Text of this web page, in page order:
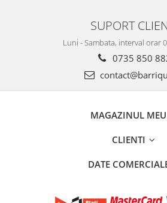
SUPORT
Luni - Sambata, interval orar
0735 850
MAGAZINUL MEU
CLIENTI
DATE